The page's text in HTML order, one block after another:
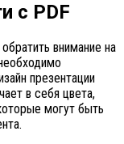
с PDF
внимание на
презентации
в себя цвета,
могут быть